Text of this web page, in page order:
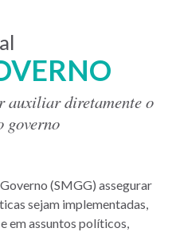
auxiliar diretamente o
governo
(SMGG) assegurar
sejam implementadas,
em assuntos políticos,